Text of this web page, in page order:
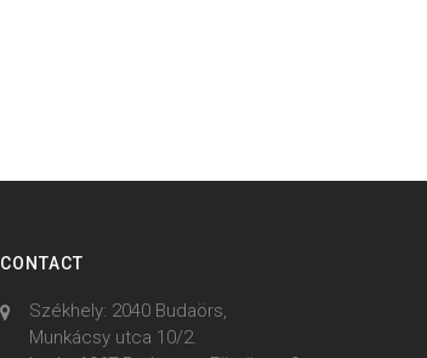
CONTACT
Székhely: 2040 Budaörs,
Munkácsy utca 10/2.